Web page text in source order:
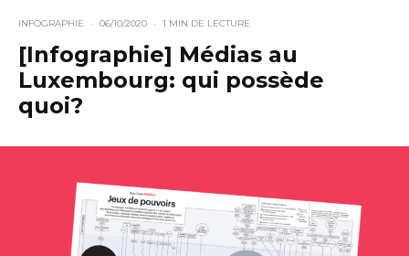
INFOGRAPHIE · 06/10/2020 · 1 MIN DE LECTURE
[Infographie] Médias au
Luxembourg: qui possède
quoi?